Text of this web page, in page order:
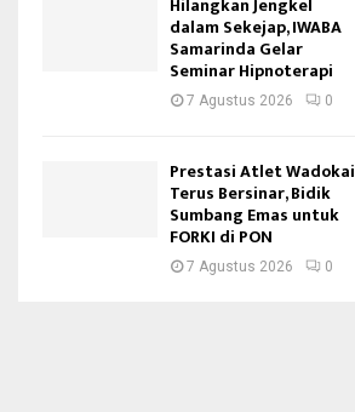
dalam Sekejap, IWABA
Samarinda Gelar
Seminar Hipnoterapi
7 Agustus 2026 0
Prestasi Atlet Wadokai
Terus Bersinar, Bidik
Sumbang Emas untuk
FORKI di PON
7 Agustus 2026 0